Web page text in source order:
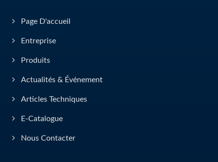
Page D'accueil
Entreprise
Produits
Actualités & Événement
Articles Techniques
E-Catalogue
Nous Contacter